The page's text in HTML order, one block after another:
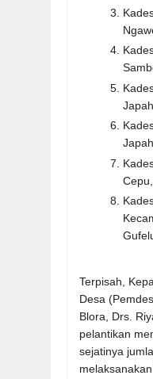
Terpisah,
Desa
Blora, Drs.
pelantikan
sejatinya